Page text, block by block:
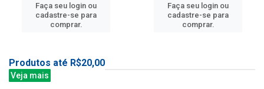
Faça seu login ou
cadastre-se para
comprar.
Faça seu login ou
cadastre-se para
comprar.
Produtos até R$20,00
Veja mais